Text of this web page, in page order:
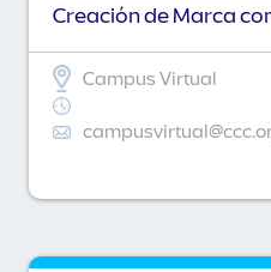
Creación de Marca
Campus Virtual